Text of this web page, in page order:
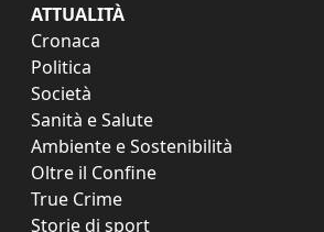
ATTUALITÀ
Cronaca
Politica
Società
Sanità e Salute
Ambiente e Sostenibilità
Oltre il Confine
True Crime
Storie di sport